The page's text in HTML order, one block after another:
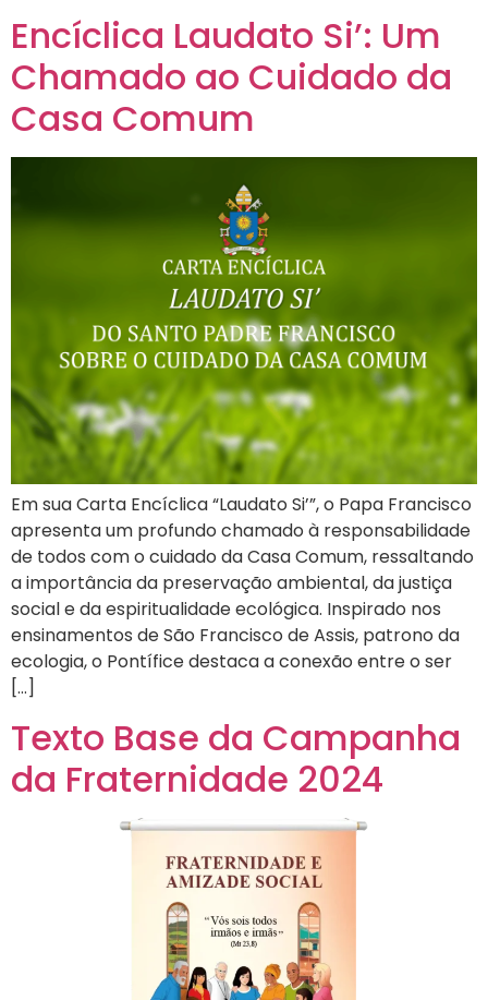
Encíclica Laudato Si’: Um
Chamado ao Cuidado da
Casa Comum
Em sua Carta Encíclica “Laudato Si’”, o Papa Francisco
apresenta um profundo chamado à responsabilidade
de todos com o cuidado da Casa Comum, ressaltando
a importância da preservação ambiental, da justiça
social e da espiritualidade ecológica. Inspirado nos
ensinamentos de São Francisco de Assis, patrono da
ecologia, o Pontífice destaca a conexão entre o ser
[…]
Texto Base da Campanha
da Fraternidade 2024